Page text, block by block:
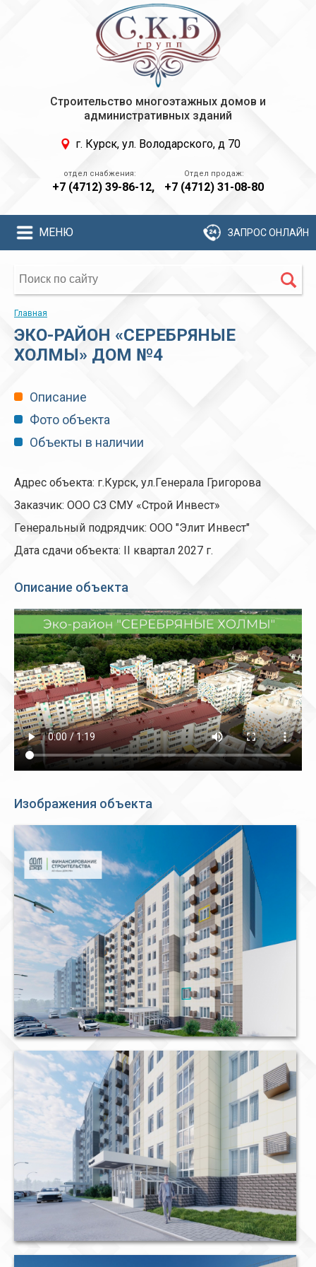
Строительство многоэтажных домов и
административных зданий
г. Курск, ул. Володарского, д 70
+7 (4712) 39-86-12, +7 (4712) 31-08-80
МЕНЮ ЗАПРОС ОНЛАЙН
Главная
ЭКО-РАЙОН «СЕРЕБРЯНЫЕ
ХОЛМЫ» ДОМ №4
Описание
Фото объекта
Объекты в наличии
Адрес объекта: г.Курск, ул.Генерала Григорова
Заказчик: ООО СЗ СМУ «Строй Инвест»
Генеральный подрядчик: ООО "Элит Инвест"
Дата сдачи объекта: II квартал 2027 г.
Описание объекта
Изображения объекта